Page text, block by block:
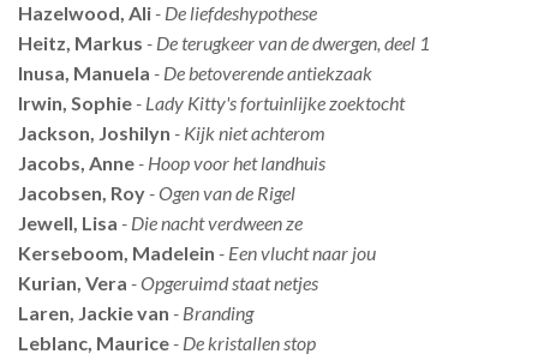
Hazelwood, Ali - De liefdeshypothese
Heitz, Markus - De terugkeer van de dwergen, deel 1
Inusa, Manuela - De betoverende antiekzaak
Irwin, Sophie - Lady Kitty's fortuinlijke zoektocht
Jackson, Joshilyn - Kijk niet achterom
Jacobs, Anne - Hoop voor het landhuis
Jacobsen, Roy - Ogen van de Rigel
Jewell, Lisa - Die nacht verdween ze
Kerseboom, Madelein - Een vlucht naar jou
Kurian, Vera - Opgeruimd staat netjes
Laren, Jackie van - Branding
Leblanc, Maurice - De kristallen stop